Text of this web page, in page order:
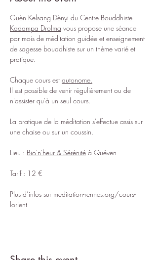
Guèn Kelsang Dènyi du Centre Bouddhiste
Kadampa Drolma vous propose une séance
par mois de méditation guidée et enseignement
de sagesse bouddhiste sur un thème varié et
pratique.
Chaque cours est autonome.
Il est possible de venir régulièrement ou de
n'assister qu'à un seul cours.
La pratique de la méditation s'effectue assis sur
une chaise ou sur un coussin.
Lieu : Bio'n'heur & Sérénité à Quéven
Tarif : 12 €
Plus d’infos sur meditation-rennes.org/cours-
lorient